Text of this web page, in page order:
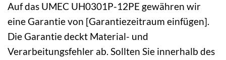
Auf das UMEC UH0301P-12PE gewähren wir
eine Garantie von [Garantiezeitraum einfügen].
Die Garantie deckt Material- und
Verarbeitungsfehler ab. Sollten Sie innerhalb des